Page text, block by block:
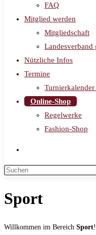
FAQ
Mitglied werden
Mitgliedschaft
Landesverband
Nützliche Infos
Termine
Online-Shop
Regelwerke
Fashion-Shop
Sport
Willkommen im Bereich Sport!